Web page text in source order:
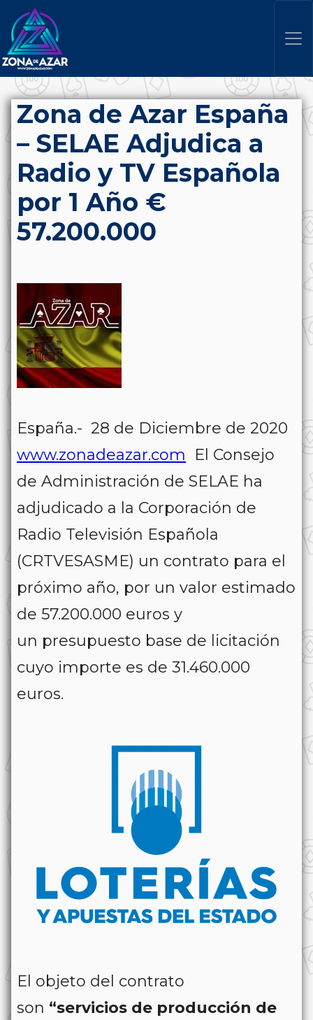
Zona de Azar España
– SELAE Adjudica a
Radio y TV Española
por 1 Año €
57.200.000
España.- 28 de Diciembre de 2020
www.zonadeazar.com El Consejo
de Administración de SELAE ha
adjudicado a la Corporación de
Radio Televisión Española
(CRTVESASME) un contrato para el
próximo año, por un valor estimado
de 57.200.000 euros y
un presupuesto base de licitación
cuyo importe es de 31.460.000
euros.
El objeto del contrato
son “servicios de producción de